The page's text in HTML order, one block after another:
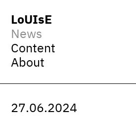
LoUIsE
News
Content
About
27.06.2024